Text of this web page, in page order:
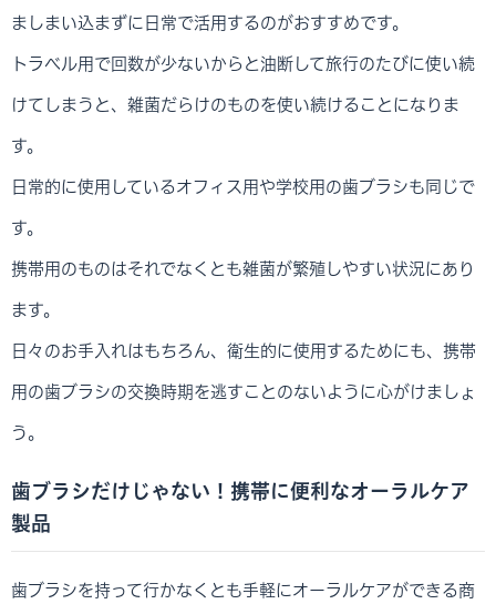
ましまい込まずに日常で活用するのがおすすめです。
トラベル用で回数が少ないからと油断して旅行のたびに使い続
けてしまうと、雑菌だらけのものを使い続けることになりま
す。
日常的に使用しているオフィス用や学校用の歯ブラシも同じで
す。
携帯用のものはそれでなくとも雑菌が繁殖しやすい状況にあり
ます。
日々のお手入れはもちろん、衛生的に使用するためにも、携帯
用の歯ブラシの交換時期を逃すことのないように心がけましょ
う。
歯ブラシだけじゃない！携帯に便利なオーラルケア
製品
歯ブラシを持って行かなくとも手軽にオーラルケアができる商